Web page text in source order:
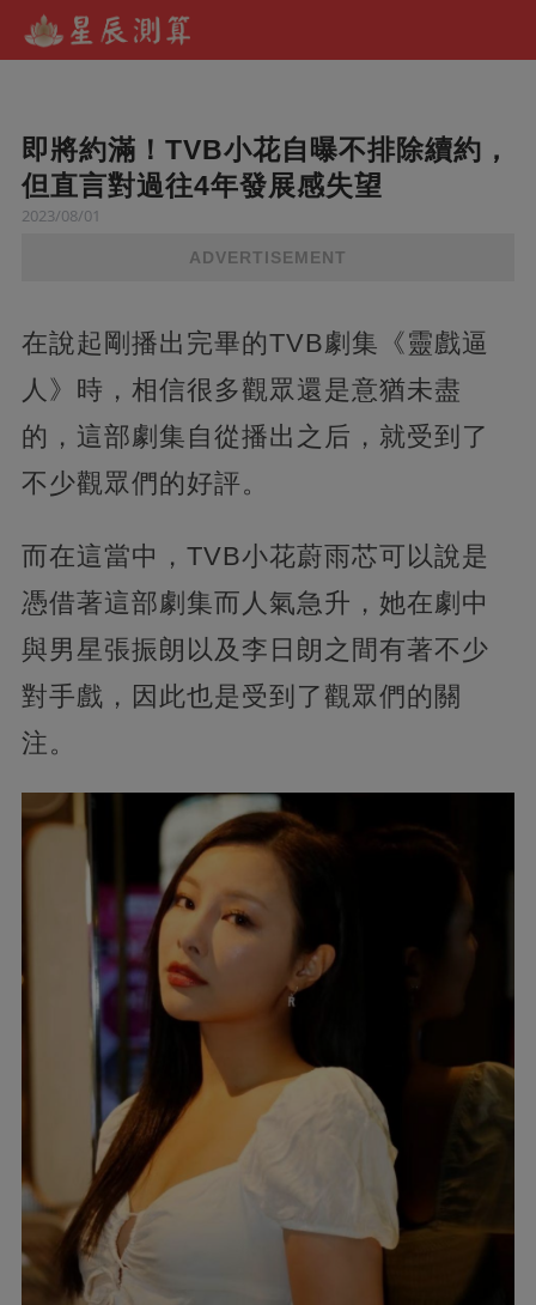
即將約滿！TVB小花自曝不排除續約，
但直言對過往4年發展感失望
2023/08/01
ADVERTISEMENT
在說起剛播出完畢的TVB劇集《靈戲逼
人》時，相信很多觀眾還是意猶未盡
的，這部劇集自從播出之后，就受到了
不少觀眾們的好評。
而在這當中，TVB小花蔚雨芯可以說是
憑借著這部劇集而人氣急升，她在劇中
與男星張振朗以及李日朗之間有著不少
對手戲，因此也是受到了觀眾們的關
注。